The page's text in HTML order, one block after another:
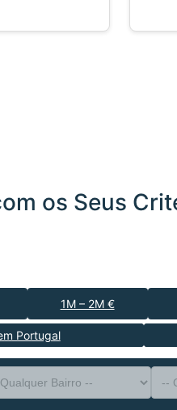
os Seus
1M – 2M €
Portugal
Imóvel --
--
Bairro --
Número --
Por